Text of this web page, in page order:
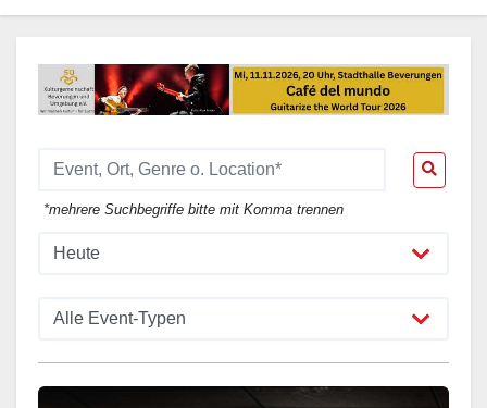
*mehrere Suchbegriffe bitte mit Komma trennen